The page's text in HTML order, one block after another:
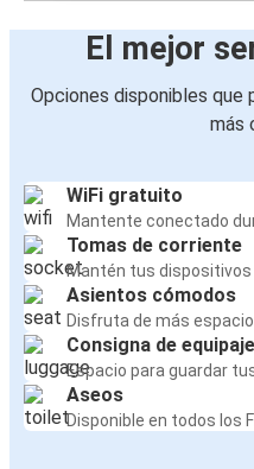
El mejor
Opciones disponibles que
más
WiFi gratuito
Mantente conectado
Tomas de corriente
Mantén tus
Asientos cómodos
Disfruta de más
Consigna de
Espacio para guardar
Aseos
Disponible en todos los